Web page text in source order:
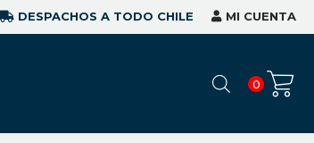
DESPACHOS A TODO CHILE MI CUENTA
0